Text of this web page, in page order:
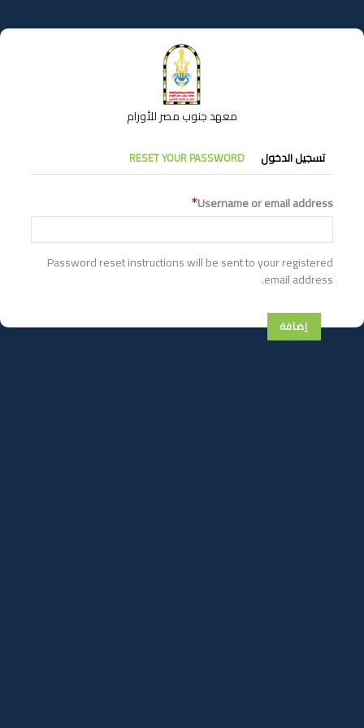
إلى
المحتوى
معهد جنوب مصر للأورام
التبويبات
الأساسية
تسجيل الدخول RESET YOUR PASSWORD
Username or email address
Password reset instructions will be sent to your registered
email address.